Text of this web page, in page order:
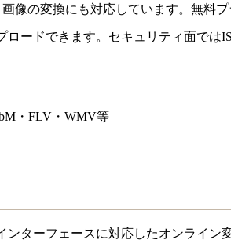
像の変換にも対応しています。無料プ
ードできます。セキュリティ面では
・FLV・WMV等
ンターフェースに対応したオンライン